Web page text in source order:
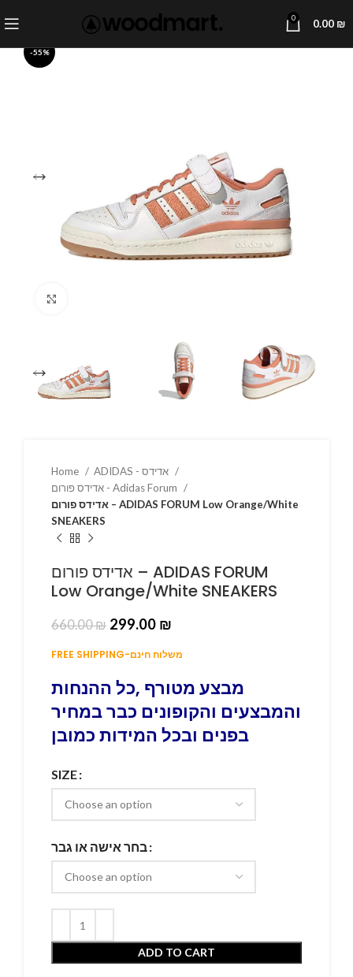
0 0.00 ₪
-55%
Home
אדידס פורום - Adidas Forum
אדידס פורום – ADIDAS FORUM Low Orange/White
SNEAKERS
אדידס פורום – ADIDAS FORUM
Low Orange/White SNEAKERS
660.00₪ 299.00 ₪
FREE SHIPPING-משלוח חינם
מבצע מטורף ,כל ההנחות
והמבצעים והקופונים כבר במחיר
בפנים ובכל המידות כמובן
SIZE
בחר אישה או גבר
ADD TO CART